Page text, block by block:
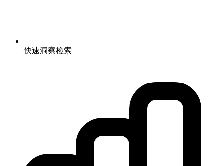
快速洞察检索